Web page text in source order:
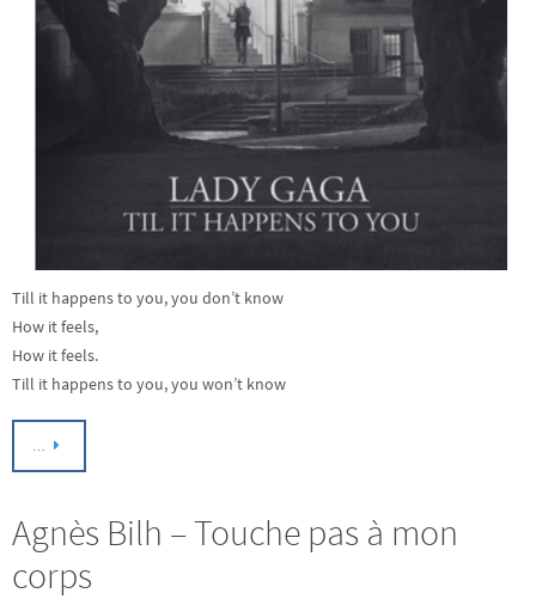
Till it happens to you, you don’t know
How it feels,
How it feels.
Till it happens to you, you won’t know
Agnès Bilh – Touche pas à mon
corps